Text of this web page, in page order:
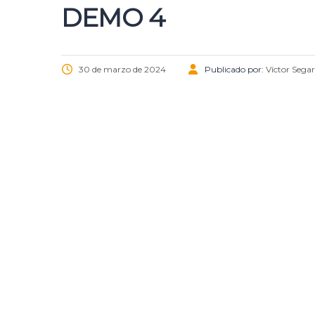
DEMO 4
30 de marzo de 2024 Publicado por: Víctor